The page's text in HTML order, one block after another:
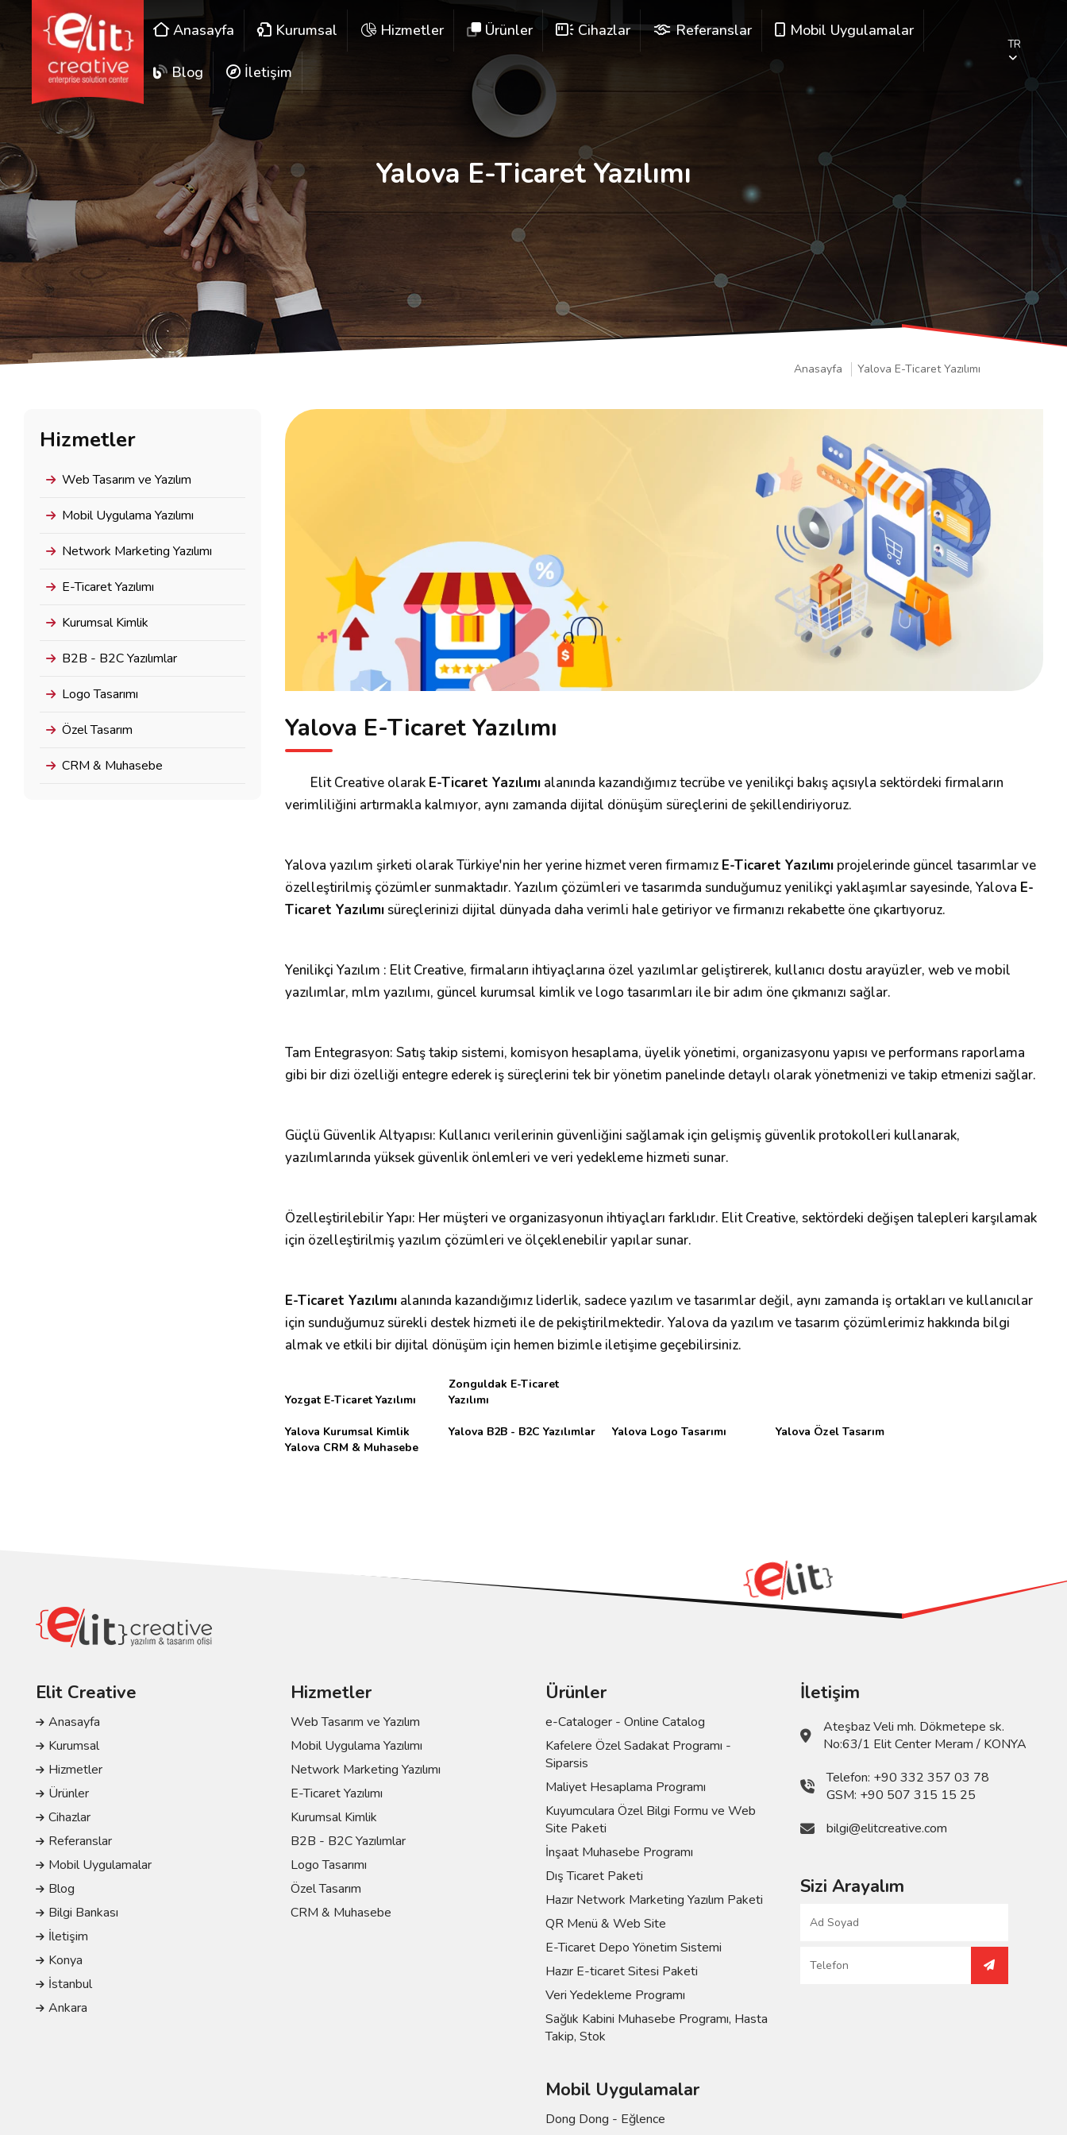
Anasayfa Kurumsal Hizmetler Ürünler Cihazlar Referanslar Mobil Uygulamalar
Blog İletişim
TR
Yalova E-Ticaret Yazılımı
Anasayfa Yalova E-Ticaret Yazılımı
Hizmetler
Web Tasarım ve Yazılım
Mobil Uygulama Yazılımı
Network Marketing Yazılımı
E-Ticaret Yazılımı
Kurumsal Kimlik
B2B - B2C Yazılımlar
Logo Tasarımı
Özel Tasarım
CRM & Muhasebe
Yalova E-Ticaret Yazılımı
Elit Creative olarak E-Ticaret Yazılımıalanında kazandığımız tecrübe ve yenilikçi bakış açısıyla sektördeki firmaların
verimliliğini artırmakla kalmıyor, aynı zamanda dijital dönüşüm süreçlerini de şekillendiriyoruz.
Yalova yazılım şirketi olarak Türkiye'nin her yerine hizmet veren firmamız E-Ticaret Yazılımıprojelerinde güncel tasarımlar ve
özelleştirilmiş çözümler sunmaktadır. Yazılım çözümleri ve tasarımda sunduğumuz yenilikçi yaklaşımlar sayesinde, Yalova E-
Ticaret Yazılımısüreçlerinizi dijital dünyada daha verimli hale getiriyor ve firmanızı rekabette öne çıkartıyoruz.
Yenilikçi Yazılım : Elit Creative, firmaların ihtiyaçlarına özel yazılımlar geliştirerek, kullanıcı dostu arayüzler, web ve mobil
yazılımlar, mlm yazılımı, güncel kurumsal kimlik ve logo tasarımları ile bir adım öne çıkmanızı sağlar.
Tam Entegrasyon: Satış takip sistemi, komisyon hesaplama, üyelik yönetimi, organizasyonu yapısı ve performans raporlama
gibi bir dizi özelliği entegre ederek iş süreçlerini tek bir yönetim panelinde detaylı olarak yönetmenizi ve takip etmenizi sağlar.
Güçlü Güvenlik Altyapısı: Kullanıcı verilerinin güvenliğini sağlamak için gelişmiş güvenlik protokolleri kullanarak,
yazılımlarında yüksek güvenlik önlemleri ve veri yedekleme hizmeti sunar.
Özelleştirilebilir Yapı: Her müşteri ve organizasyonun ihtiyaçları farklıdır. Elit Creative, sektördeki değişen talepleri karşılamak
için özelleştirilmiş yazılım çözümleri ve ölçeklenebilir yapılar sunar.
E-Ticaret Yazılımıalanında kazandığımız liderlik, sadece yazılım ve tasarımlar değil, aynı zamanda iş ortakları ve kullanıcılar
için sunduğumuz sürekli destek hizmeti ile de pekiştirilmektedir. Yalova da yazılım ve tasarım çözümlerimiz hakkında bilgi
almak ve etkili bir dijital dönüşüm için hemen bizimle iletişime geçebilirsiniz.
Yozgat E-Ticaret Yazılımı
Zonguldak E-Ticaret
Yazılımı
Yalova Kurumsal Kimlik Yalova B2B - B2C Yazılımlar Yalova Logo Tasarımı
Yalova Özel Tasarım
Yalova CRM & Muhasebe
Elit Creative
Anasayfa
Kurumsal
Hizmetler
Ürünler
Cihazlar
Referanslar
Mobil Uygulamalar
Blog
Bilgi Bankası
İletişim
Konya
İstanbul
Ankara
Hizmetler
Web Tasarım ve Yazılım
Mobil Uygulama Yazılımı
Network Marketing Yazılımı
E-Ticaret Yazılımı
Kurumsal Kimlik
B2B - B2C Yazılımlar
Logo Tasarımı
Özel Tasarım
CRM & Muhasebe
Ürünler
e-Cataloger - Online Catalog
Kafelere Özel Sadakat Programı -
Siparsis
Maliyet Hesaplama Programı
Kuyumculara Özel Bilgi Formu ve Web
Site Paketi
İnşaat Muhasebe Programı
Dış Ticaret Paketi
Hazır Network Marketing Yazılım Paketi
QR Menü & Web Site
E-Ticaret Depo Yönetim Sistemi
Hazır E-ticaret Sitesi Paketi
Veri Yedekleme Programı
Sağlık Kabini Muhasebe Programı, Hasta
Takip, Stok
Mobil Uygulamalar
Dong Dong - Eğlence
İletişim
Ateşbaz Veli mh. Dökmetepe sk.
No:63/1 Elit Center Meram / KONYA
Telefon: +90 332 357 03 78
GSM: +90 507 315 15 25
bilgi@elitcreative.com
Sizi Arayalım